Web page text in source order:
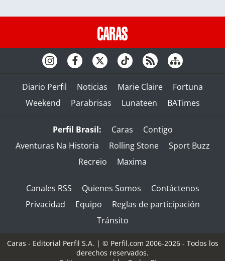
Diario Perfil Noticias Marie Claire
Fortuna
Weekend
Parabrisas Lunateen BATimes
Perfil Brasil: Caras
Contigo
Aventuras Na Historia
Rolling Stone
Sport Buzz
Recreio
Maxima
Canales RSS Quienes Somos
Contáctenos
Privacidad
Equipo
Reglas de participación
Tránsito
Caras - Editorial Perfil S.A. | © Perfil.com 2006-2026 - Todos los
derechos reservados.